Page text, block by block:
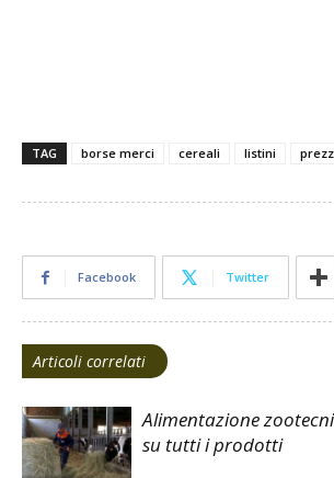
TAG borse merci cereali listini
Facebook Twitter
Articoli correlati
Alimentazione
su tutti i prodotti